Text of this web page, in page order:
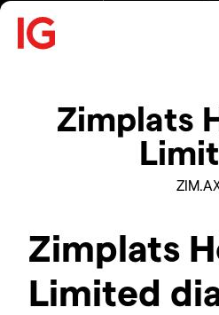
Zimplats
Zimplats
Limited